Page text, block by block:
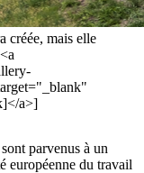
créée, mais elle
a>]
parvenus à un
européenne du travail